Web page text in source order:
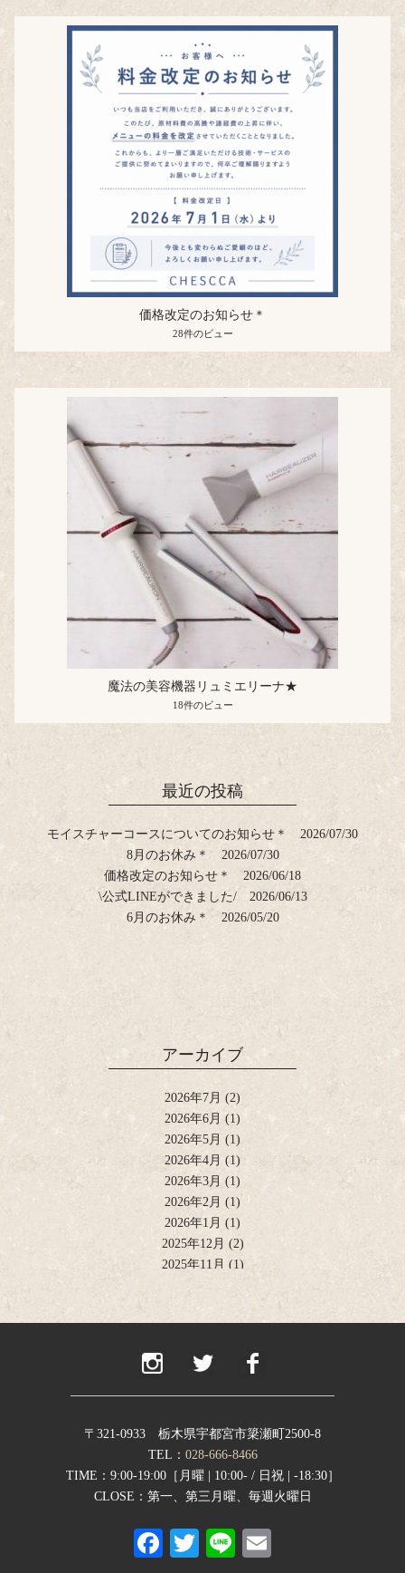
価格改定のお知らせ＊
28件のビュー
魔法の美容機器リュミエリーナ★
18件のビュー
最近の投稿
モイスチャーコースについてのお知らせ＊
2026/07/30
8月のお休み＊
2026/07/30
価格改定のお知らせ＊
2026/06/18
\公式LINEができました/
2026/06/13
6月のお休み＊
2026/05/20
アーカイブ
2026年7月 (2)
2026年6月 (1)
2026年5月 (1)
2026年4月 (1)
2026年3月 (1)
2026年2月 (1)
2026年1月 (1)
2025年12月 (2)
2025年11月 (1)
2025年8月(2)
2025年4月
2024年11月(2)
2024年9月(1)
2024年8月(1)
2024年7月 (1)
2024年5月(1)
2024年4月(1)
〒321-0933 栃木県宇都宮市簗瀬町2500-8
TEL： 028-666-8466
TIME：9:00-19:00［月曜 | 10:00- / 日祝 | -18:30］
CLOSE：第一、第三月曜、毎週火曜日
Fa T
Li